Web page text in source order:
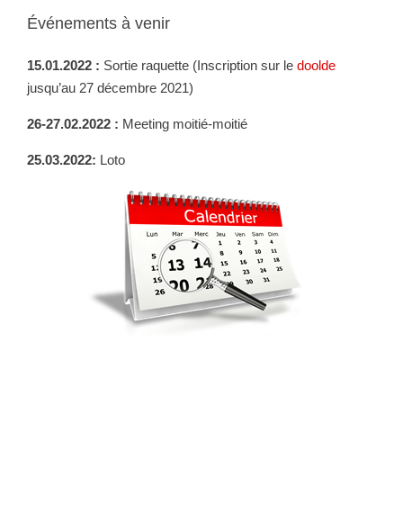
Événements à venir
15.01.2022 : Sortie raquette (Inscription sur le doolde
jusqu’au 27 décembre 2021)
26-27.02.2022 : Meeting moitié-moitié
25.03.2022: Loto